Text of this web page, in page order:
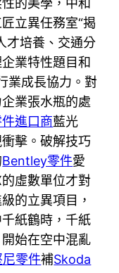
的美學，中和
匠立異任務室“揭
才培養、交通分
業特性題目和
業成長協力。對
業張水瓶的處
進口商藍光
擊。破解技巧
Bentley零件愛
虛數單位才對
的立異項目，
紙鶴時，千紙
始在空中混亂
尼零件補Skoda